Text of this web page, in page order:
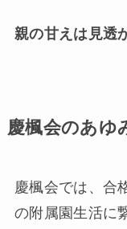
親の甘えは見透
慶楓会のあゆ
慶楓会では、合
の附属園生活に